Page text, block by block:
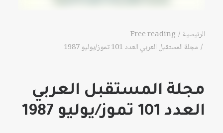
الرئيسية
Free reading
مجلة المستقبل العربي العدد 101 تموز/يوليو 1987
مجلة المستقبل العربي
العدد 101 تموز/يوليو 1987